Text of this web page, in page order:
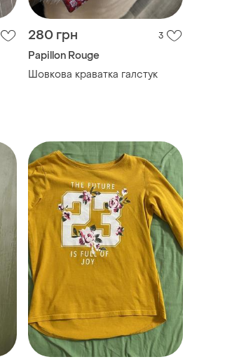
280 грн 3
Papillon Rouge
Шовкова краватка галстук